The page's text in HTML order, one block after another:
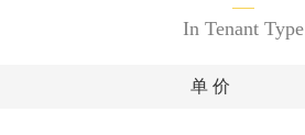
In Tenant Type
单 价